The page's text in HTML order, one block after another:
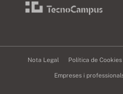
Nota Legal Política de Cookies
Empreses i